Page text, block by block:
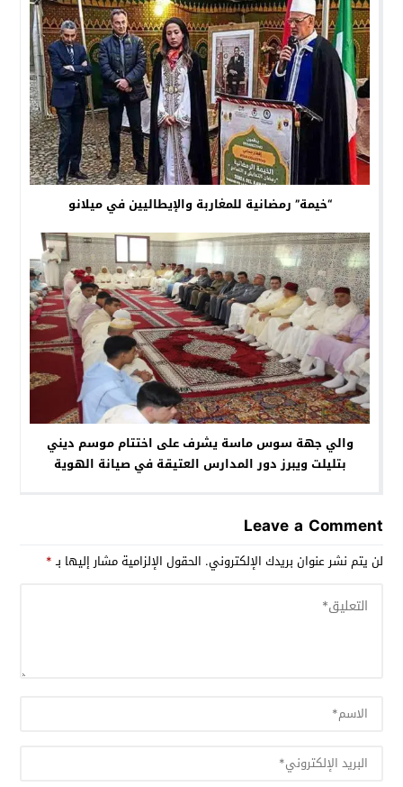
“خيمة” رمضانية للمغاربة والإيطاليين في ميلانو
والي جهة سوس ماسة يشرف على اختتام موسم ديني
بتليلت ويبرز دور المدارس العتيقة في صيانة الهوية
Leave a Comment
لن يتم نشر عنوان بريدك الإلكتروني. الحقول الإلزامية مشار إليها بـ*